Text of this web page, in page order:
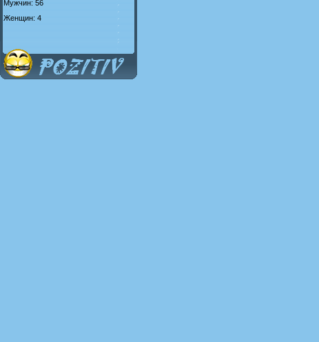
Мужчин: 56
Женщин: 4